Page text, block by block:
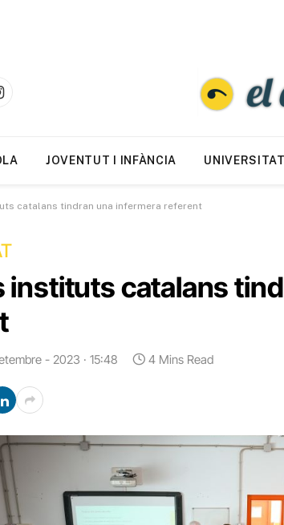
JOVENTUT I INFÀNCIA UNIVERSITAT
catalans tindran una infermera referent
instituts catalans
- 2023 · 15:48 4 Mins Read